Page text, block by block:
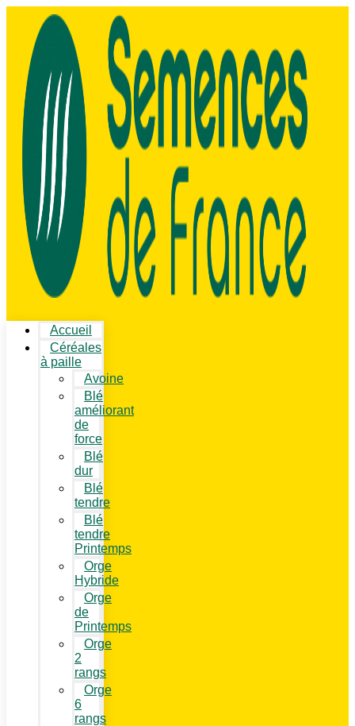
Accueil
Céréales
à paille
Avoine
Blé
améliorant
de
force
Blé
dur
Blé
tendre
Blé
tendre
Printemps
Orge
Hybride
Orge
de
Printemps
Orge
2
rangs
Orge
6
rangs